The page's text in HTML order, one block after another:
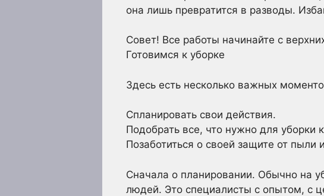
она лишь превратится в разводы.
Совет! Все работы начинайте с
Готовимся к уборке
Здесь есть несколько важных
Спланировать свои действия.
Подобрать все, что нужно для уборки
Позаботиться о своей защите от
Сначала о планировании. Обычно на
людей. Это специалисты с опытом, с